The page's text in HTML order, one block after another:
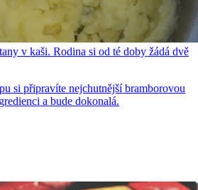
v kaši. Rodina si od té doby žádá dvě
si připravíte nejchutnější bramborovou
a bude dokonalá.